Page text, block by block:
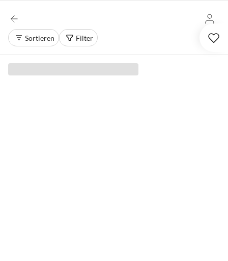
Sortieren Filter